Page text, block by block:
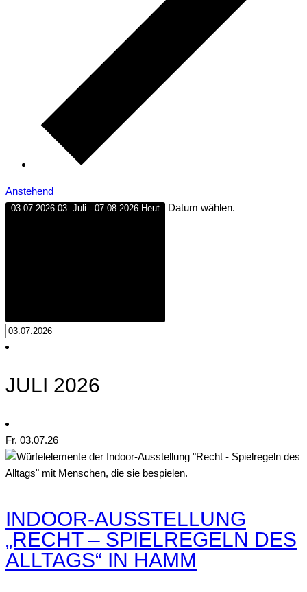
Anstehend
03.07.2026 03. Juli - 07.08.2026 Heut Datum wählen.
JULI 2026
Fr. 03.07.26
INDOOR-AUSSTELLUNG
„RECHT – SPIELREGELN DES
ALLTAGS“ IN HAMM